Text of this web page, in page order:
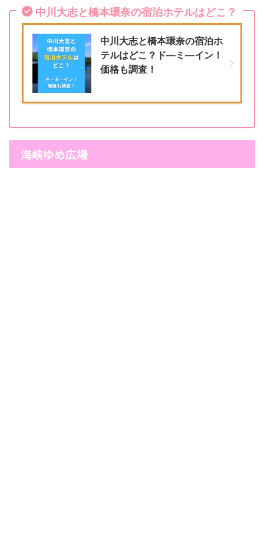
中川大志と橋本環奈の宿泊ホテルはどこ？
中川大志と橋本環奈の宿泊ホ
テルはどこ？ド―ミ―イン！
価格も調査！
海峡ゆめ広場